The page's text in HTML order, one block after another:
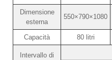
Dimensione
esterna
550×790×1080
Capacità 80 litri
Intervallo di